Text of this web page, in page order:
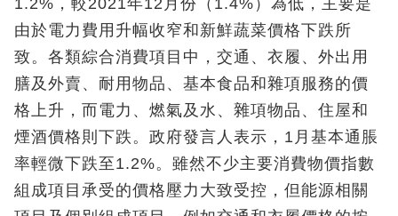
由於電力費用升幅收窄和新鮮蔬菜價格下跌所
致。各類綜合消費項目中，交通、衣履、外出用
膳及外賣、耐用物品、基本食品和雜項服務的價
格上升，而電力、燃氣及水、雜項物品、住屋和
煙酒價格則下跌。政府發言人表示，1月基本通脹
率輕微下跌至1.2%。雖然不少主要消費物價指數
組成項目承受的價格壓力大致受控，但能源相關